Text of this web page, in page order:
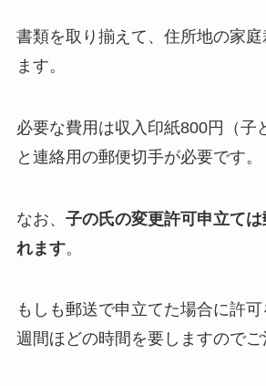
書類を取り揃えて、住所地の家
ます。
必要な費用は収入印紙800円（子
と連絡用の郵便切手が必要です。
なお、 子の氏の変更許可申立て
れます。
もしも郵送で申立てた場合に許
週間ほどの時間を要しますのでご